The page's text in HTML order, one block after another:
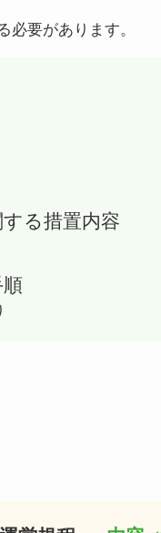
要があります。
る措置内容